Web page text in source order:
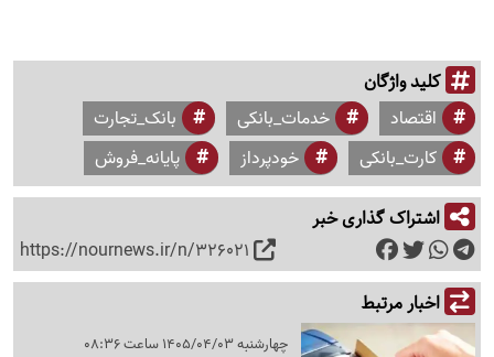
کلید واژگان
اقتصاد خدمات_بانکی
بانک_تجارت
کارت_بانکی
خودپرداز پایانه_فروش
اشتراک گذاری خبر
https://nournews.ir/n/326021
اخبار مرتبط
چهارشنبه 1405/04/03 ساعت 08:36